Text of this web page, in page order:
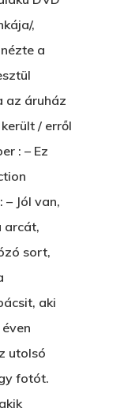
,
a
az áruház
/ erről
: – Ez
Jól van,
arcát,
sort,
aki
utolsó
fotót.